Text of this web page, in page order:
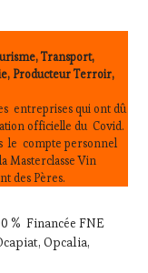
Transport,
Producteur Terroir,
entreprises qui ont dû
officielle du Covid.
le compte personnel
Masterclasse Vin
des Pères.
% Financée FNE
Opcalia,